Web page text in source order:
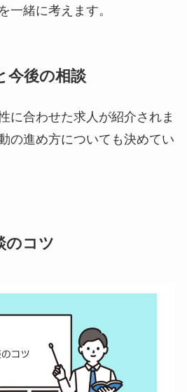
一緒に考えます。
今後の相談
に合わせた求人が紹介されま
の進め方についても決めてい
のコツ